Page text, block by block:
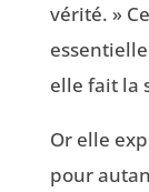
vérité. »
elle fait la
Or elle
pour